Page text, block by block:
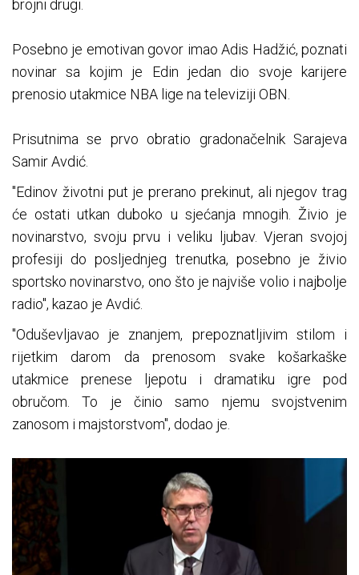
brojni drugi.
Posebno je emotivan govor imao Adis Hadžić, poznati
novinar sa kojim je Edin jedan dio svoje karijere
prenosio utakmice NBA lige na televiziji OBN.
Prisutnima se prvo obratio gradonačelnik Sarajeva
Samir Avdić.
"Edinov životni put je prerano prekinut, ali njegov trag
će ostati utkan duboko u sjećanja mnogih. Živio je
novinarstvo, svoju prvu i veliku ljubav. Vjeran svojoj
profesiji do posljednjeg trenutka, posebno je živio
sportsko novinarstvo, ono što je najviše volio i najbolje
radio", kazao je Avdić.
"Oduševljavao je znanjem, prepoznatljivim stilom i
rijetkim darom da prenosom svake košarkaške
utakmice prenese ljepotu i dramatiku igre pod
obručom. To je činio samo njemu svojstvenim
zanosom i majstorstvom", dodao je.